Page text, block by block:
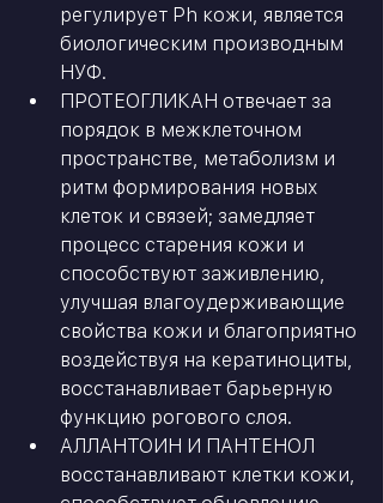
регулирует Ph кожи, является
биологическим производным
НУФ.
ПРОТЕОГЛИКАН отвечает за
порядок в межклеточном
пространстве, метаболизм и
ритм формирования новых
клеток и связей; замедляет
процесс старения кожи и
способствуют заживлению,
улучшая влагоудерживающие
свойства кожи и благоприятно
воздействуя на кератиноциты,
восстанавливает барьерную
функцию рогового слоя.
АЛЛАНТОИН И ПАНТЕНОЛ
восстанавливают клетки кожи,